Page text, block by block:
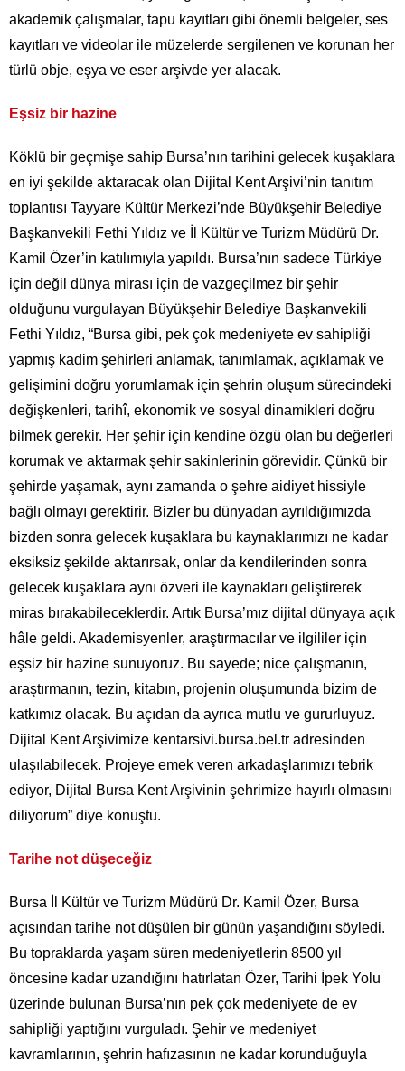
akademik çalışmalar, tapu kayıtları gibi önemli belgeler, ses
kayıtları ve videolar ile müzelerde sergilenen ve korunan her
türlü obje, eşya ve eser arşivde yer alacak.
Eşsiz bir hazine
Köklü bir geçmişe sahip Bursa’nın tarihini gelecek kuşaklara
en iyi şekilde aktaracak olan Dijital Kent Arşivi’nin tanıtım
toplantısı Tayyare Kültür Merkezi’nde Büyükşehir Belediye
Başkanvekili Fethi Yıldız ve İl Kültür ve Turizm Müdürü Dr.
Kamil Özer’in katılımıyla yapıldı. Bursa’nın sadece Türkiye
için değil dünya mirası için de vazgeçilmez bir şehir
olduğunu vurgulayan Büyükşehir Belediye Başkanvekili
Fethi Yıldız, “Bursa gibi, pek çok medeniyete ev sahipliği
yapmış kadim şehirleri anlamak, tanımlamak, açıklamak ve
gelişimini doğru yorumlamak için şehrin oluşum sürecindeki
değişkenleri, tarihî, ekonomik ve sosyal dinamikleri doğru
bilmek gerekir. Her şehir için kendine özgü olan bu değerleri
korumak ve aktarmak şehir sakinlerinin görevidir. Çünkü bir
şehirde yaşamak, aynı zamanda o şehre aidiyet hissiyle
bağlı olmayı gerektirir. Bizler bu dünyadan ayrıldığımızda
bizden sonra gelecek kuşaklara bu kaynaklarımızı ne kadar
eksiksiz şekilde aktarırsak, onlar da kendilerinden sonra
gelecek kuşaklara aynı özveri ile kaynakları geliştirerek
miras bırakabileceklerdir. Artık Bursa’mız dijital dünyaya açık
hâle geldi. Akademisyenler, araştırmacılar ve ilgililer için
eşsiz bir hazine sunuyoruz. Bu sayede; nice çalışmanın,
araştırmanın, tezin, kitabın, projenin oluşumunda bizim de
katkımız olacak. Bu açıdan da ayrıca mutlu ve gururluyuz.
Dijital Kent Arşivimize kentarsivi.bursa.bel.tr adresinden
ulaşılabilecek. Projeye emek veren arkadaşlarımızı tebrik
ediyor, Dijital Bursa Kent Arşivinin şehrimize hayırlı olmasını
diliyorum” diye konuştu.
Tarihe not düşeceğiz
Bursa İl Kültür ve Turizm Müdürü Dr. Kamil Özer, Bursa
açısından tarihe not düşülen bir günün yaşandığını söyledi.
Bu topraklarda yaşam süren medeniyetlerin 8500 yıl
öncesine kadar uzandığını hatırlatan Özer, Tarihi İpek Yolu
üzerinde bulunan Bursa’nın pek çok medeniyete de ev
sahipliği yaptığını vurguladı. Şehir ve medeniyet
kavramlarının, şehrin hafızasının ne kadar korunduğuyla